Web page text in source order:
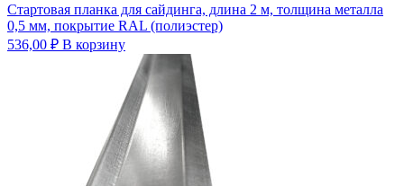
Стартовая планка для сайдинга, длина 2 м, толщина металла
0,5 мм, покрытие RAL (полиэстер)
536,00 ₽ В корзину